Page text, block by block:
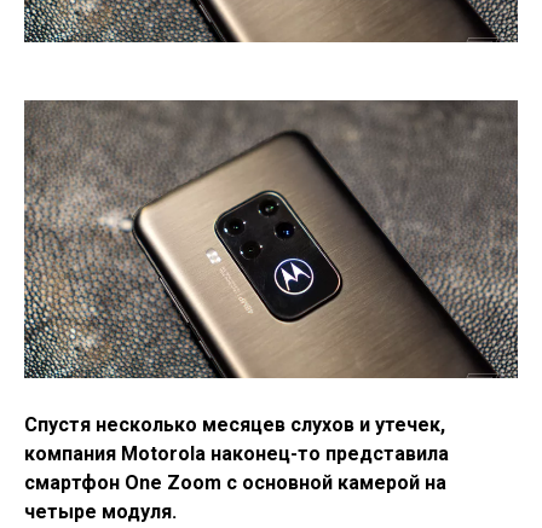
Спустя несколько месяцев слухов и утечек,
компания Motorola наконец-то представила
смартфон One Zoom с основной камерой на
четыре модуля.